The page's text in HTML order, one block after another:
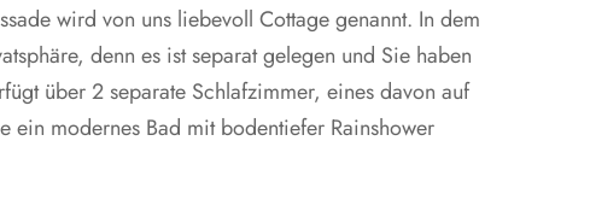
wird von uns liebevoll Cottage genannt. In dem
denn es ist separat gelegen und Sie haben
über 2 separate Schlafzimmer, eines davon auf
modernes Bad mit bodentiefer Rainshower